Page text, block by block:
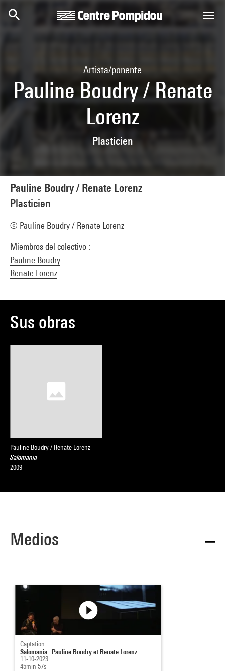
Artista/ponente
Pauline Boudry / Renate
Lorenz
Plasticien
Pauline Boudry / Renate Lorenz
Plasticien
© Pauline Boudry / Renate Lorenz
Miembros del colectivo :
Pauline Boudry
Renate Lorenz
Sus obras
Pauline Boudry / Renate Lorenz
Salomania
2009
Medios
Captation
Salomania : Pauline Boudry et Renate Lorenz
11-10-2023
45min 57s